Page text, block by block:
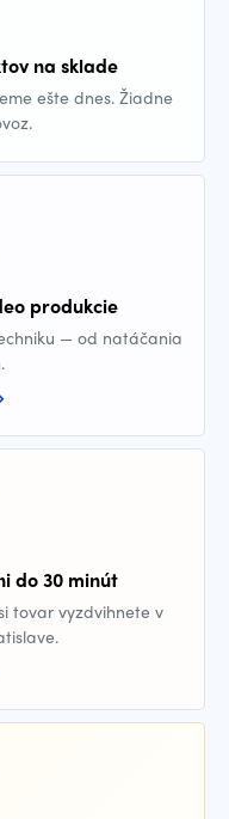
na sklade
ešte dnes. Žiadne
produkcie
— od natáčania
do 30 minút
tovar vyzdvihnete v